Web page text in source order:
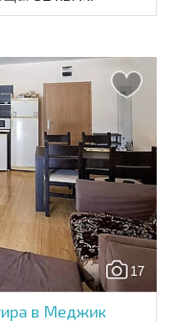
17
в Меджик